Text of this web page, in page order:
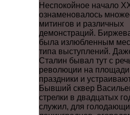
Неспокойное начало
ознаменовалось
митингов и различных
демонстраций.
была излюбленным
типа выступлений.
Сталин бывал тут с
революции на площади
праздники и
Бывший сквер
стрелки в двадцатых
служил, для